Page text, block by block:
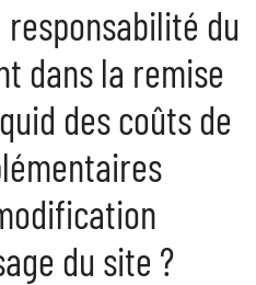
du
dans la remise
des coûts de
du site ?